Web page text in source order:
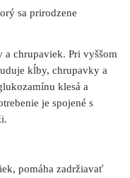
sa prirodzene
chrupaviek. Pri vyššom
kĺby, chrupavky a
klesá a
je spojené s
pomáha zadržiavať